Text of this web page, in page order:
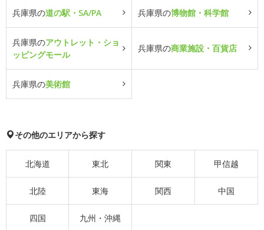
兵庫県の道の駅・SA/PA 兵庫県の博物館・科学館
兵庫県のアウトレット・ショ
ッピングモール
兵庫県の商業施設・百貨店
兵庫県の美術館
その他のエリアから探す
北海道 東北 関東 甲信越
北陸 東海 関西 中国
四国 九州・沖縄